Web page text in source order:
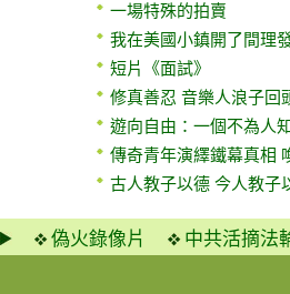
一場特殊的拍賣
我在美國小鎮開了間理
短片《面試》
修真善忍 音樂人浪子回
遊向自由：一個不為人
傳奇青年演繹鐵幕真相
古人教子以德 今人教子
偽火錄像片 中共活摘法